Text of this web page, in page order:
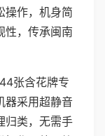
操作，机身简
性，传承闽南
张含花牌专
器采用超静音
归类，无需手